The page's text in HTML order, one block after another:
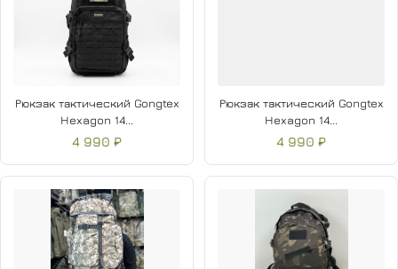
Рюкзак тактический Gongtex
Hexagon 14...
4 990 ₽
Рюкзак тактический Gongtex
Hexagon 14...
4 990 ₽